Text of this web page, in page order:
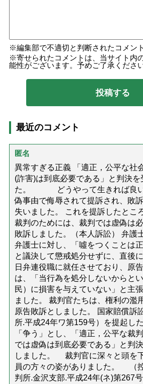
編集部で不適切と判断されたコメン
寄せられたコメントは、当サイト内
能性がございます。予めご了承ください
最近のコメント
匿名
異常すぎる正義 「適正，公平な社
(詐害)は到底必要である」と判決を
た。 どうやって生きれば良い
偽事由で侮辱されて提訴され、敗
失いました。 これを提訴したとこ
裁判のためには、裁判では虚偽は
敗訴しました。（本人訴訟） 弁護
弁護士に対し、「噓をつくことは
と議決して懲戒処分せずに、直後
日弁連役職に就任させており、原
は、「当行為を処分しないからと
民）に損害を与えていない」と主
ました。 裁判官たちは、権利の濫
原告敗訴としました。 国家賠償訴
所.平成24年ワ第159号）を提起し
「争う」とし、「適正，公平な裁
では虚偽は到底必要である」と判
しました。 裁判官に深々と頭を
員の方々の姿がありました。 （
判所.金沢支部.平成24年(ネ)第267